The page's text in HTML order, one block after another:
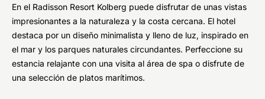
En el Radisson Resort Kolberg puede disfrutar de unas vistas
impresionantes a la naturaleza y la costa cercana. El hotel
destaca por un diseño minimalista y lleno de luz, inspirado en
el mar y los parques naturales circundantes. Perfeccione su
estancia relajante con una visita al área de spa o disfrute de
una selección de platos marítimos.